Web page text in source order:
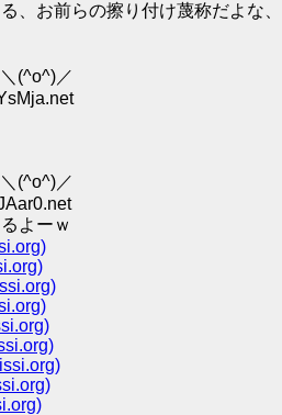
、お前らの擦り付け蔑称だよな、
(^o^)／
(^o^)／
よーｗ